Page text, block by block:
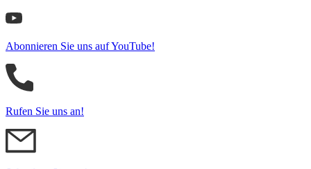
Abonnieren Sie uns auf YouTube!
Rufen Sie uns an!